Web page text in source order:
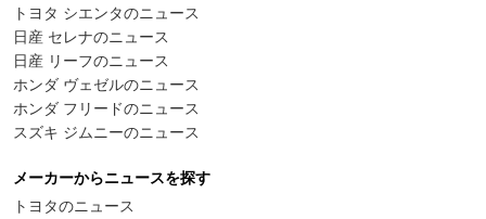
トヨタ シエンタのニュース
日産 セレナのニュース
日産 リーフのニュース
ホンダ ヴェゼルのニュース
ホンダ フリードのニュース
スズキ ジムニーのニュース
メーカーからニュースを探す
トヨタのニュース